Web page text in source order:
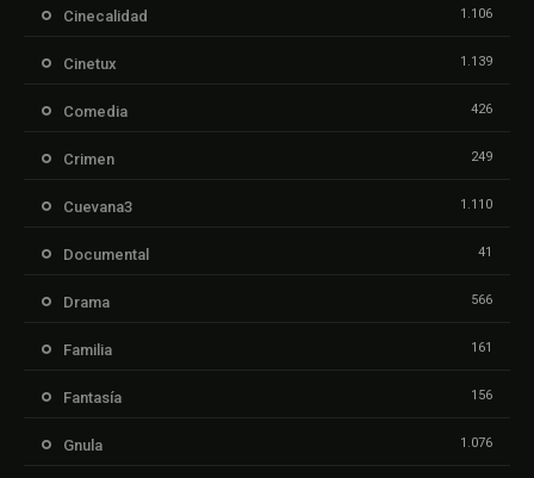
Cinecalidad 1.106
Cinetux 1.139
Comedia 426
Crimen 249
Cuevana3 1.110
Documental 41
Drama 566
Familia 161
Fantasía 156
Gnula 1.076